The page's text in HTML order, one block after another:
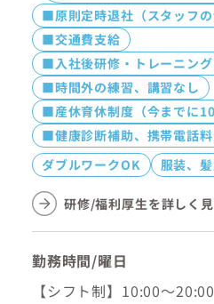
■原則定時退社（スタッフの
■交通費支給
■入社後研修・トレーニン
■時間外の練習、講習なし
■産休育休制度（今までに
■健康診断補助、携帯電話
ダブルワークOK
服装、
研修/福利厚生を詳しく
勤務時間/曜日
【シフト制】10:00～20:00